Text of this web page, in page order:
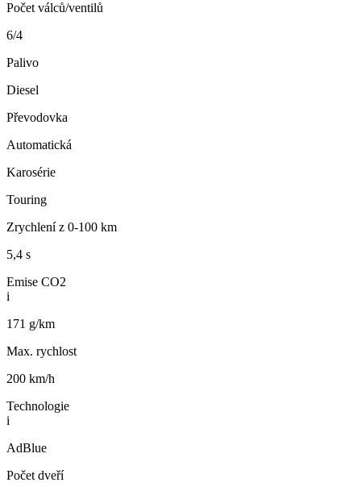
Počet válců/ventilů
6/4
Palivo
Diesel
Převodovka
Automatická
Karosérie
Touring
Zrychlení z 0-100 km
5,4 s
Emise CO2
i
171 g/km
Max. rychlost
200 km/h
Technologie
i
AdBlue
Počet dveří